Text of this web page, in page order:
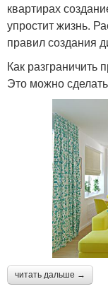
квартирах
упростит жизнь.
правил создания
Как разграничить
Это можно
читать дальше →